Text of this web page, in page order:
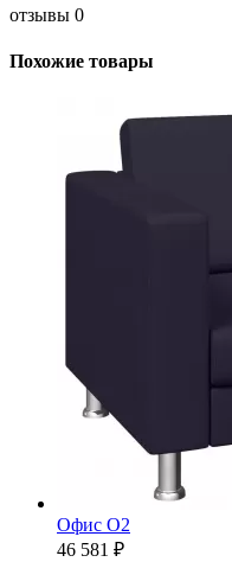
отзывы 0
Похожие товары
Офис O2
46 581 ₽